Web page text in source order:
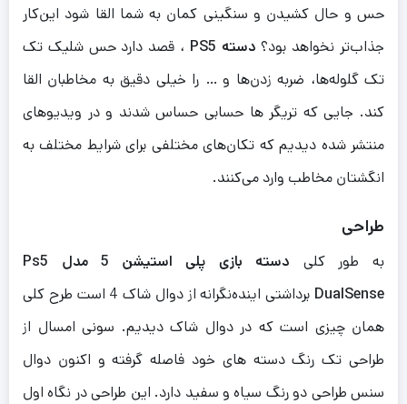
حس و حال کشیدن و سنگینی کمان به شما القا شود این‌‌کار
جذاب‌تر نخواهد بود؟ دسته PS5
، قصد دارد حس شلیک تک
تک گلوله‌ها، ضربه زدن‌ها و … را خیلی دقیق به مخاطبان القا
کند. جایی که تریگر ها حسابی حساس شدند و در ویدیو‌های
منتشر شده دیدیم که تکان‌های مختلفی برای شرایط مختلف به
انگشتان مخاطب وارد می‌کنند.
طراحی
به طور کلی
دسته بازی پلی استیشن 5 مدل Ps5
DualSense
برداشتی اینده‌نگرانه از دوال شاک 4 است طرح کلی
همان چیزی است که در دوال شاک دیدیم. سونی امسال از
طراحی تک رنگ دسته های خود فاصله گرفته و اکنون دوال
سنس طراحی دو رنگ سیاه و سفید دارد. این طراحی در نگاه اول